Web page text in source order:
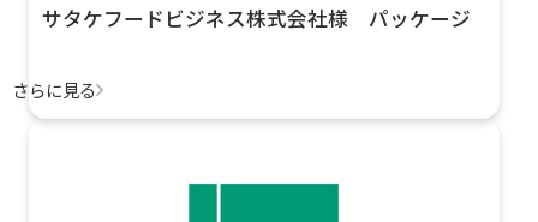
サタケフードビジネス株式会社様 パッケージ
さらに見る